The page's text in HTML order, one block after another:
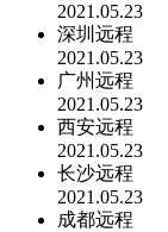
2021.05.23
深圳远程
2021.05.23
广州远程
2021.05.23
西安远程
2021.05.23
长沙远程
2021.05.23
成都远程